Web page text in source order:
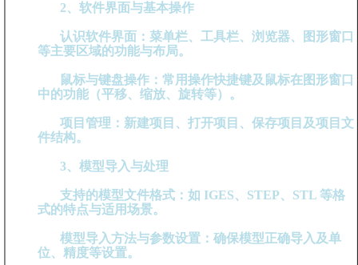
2、软件界面与基本操作
认识软件界面：菜单栏、工具栏、浏览器、图形窗口
等主要区域的功能与布局。
鼠标与键盘操作：常用操作快捷键及鼠标在图形窗口
中的功能（平移、缩放、旋转等）。
项目管理：新建项目、打开项目、保存项目及项目文
件结构。
3、模型导入与处理
支持的模型文件格式：如 IGES、STEP、STL 等格
式的特点与适用场景。
模型导入方法与参数设置：确保模型正确导入及单
位、精度等设置。